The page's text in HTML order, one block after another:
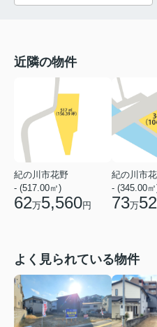
近隣の物件
紀の川市花野
- (517.00㎡)
62万5,560円
紀の川市
- (345.00
73万
よく見られている物件